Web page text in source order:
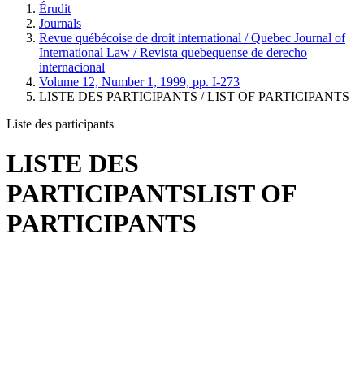
Érudit
Journals
Revue québécoise de droit international / Quebec Journal of
International Law / Revista quebequense de derecho
internacional
Volume 12, Number 1, 1999, pp. I-273
LISTE DES PARTICIPANTS / LIST OF PARTICIPANTS
Liste des participants
LISTE DES
PARTICIPANTSLIST OF
PARTICIPANTS